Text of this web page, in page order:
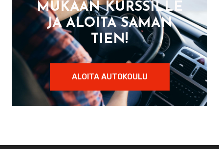
MUKAAN KURSSILLE
JA ALOITA SAMAN
TIEN!
ALOITA AUTOKOULU